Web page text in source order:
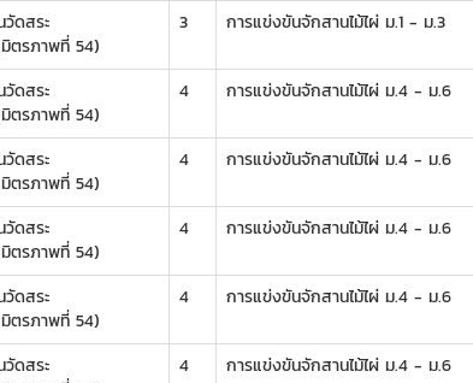
วัดสระ
ตรภาพที่ 54)
3 การแข่งขันจักสานไม้ไผ่ ม.1 - ม.3
วัดสระ
ตรภาพที่ 54)
4 การแข่งขันจักสานไม้ไผ่ ม.4 - ม.6
วัดสระ
ตรภาพที่ 54)
4 การแข่งขันจักสานไม้ไผ่ ม.4 - ม.6
วัดสระ
ตรภาพที่ 54)
4 การแข่งขันจักสานไม้ไผ่ ม.4 - ม.6
วัดสระ
ตรภาพที่ 54)
4 การแข่งขันจักสานไม้ไผ่ ม.4 - ม.6
วัดสระ
4 การแข่งขันจักสานไม้ไผ่ ม.4 - ม.6